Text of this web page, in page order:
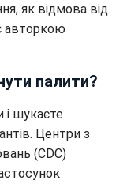
як відмова від
авторкою
палити?
і шукаєте
Центри з
(CDC)